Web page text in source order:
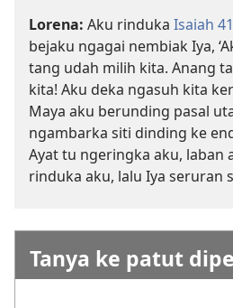
Lorena: Aku rinduka Isaiah
bejaku ngagai nembiak Iya,
tang udah milih kita. Anang
kita! Aku deka ngasuh kita
Maya aku berunding pasal
ngambarka siti dinding ke
Ayat tu ngeringka aku, laban
rinduka aku, lalu Iya seruran
Tanya ke patut